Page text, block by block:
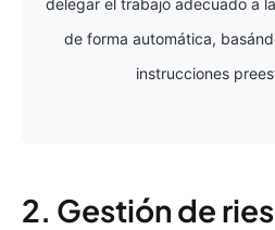
delegar el trabajo adecuado a
de forma automática,
instrucciones
2. Gestión de